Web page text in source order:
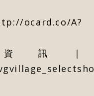
ocard.co/A?
訊｜